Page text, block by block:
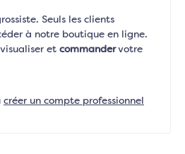
Seuls les clients
à notre boutique en ligne.
et commandervotre
créer un compte professionnel